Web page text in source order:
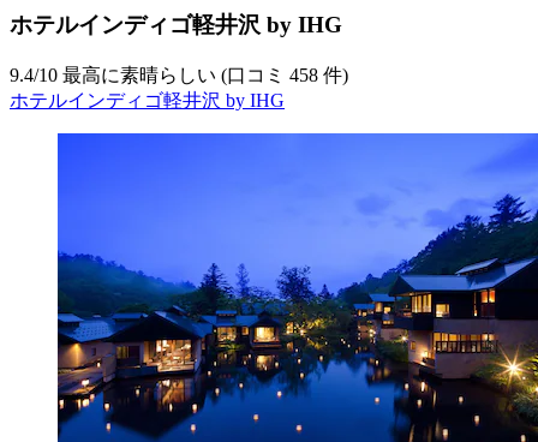
ホテルインディゴ軽井沢 by IHG
9.4/10 最高に素晴らしい (口コミ 458 件)
ホテルインディゴ軽井沢 by IHG